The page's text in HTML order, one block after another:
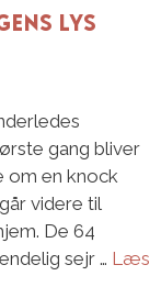
lys
gang bliver
om en knock
videre til
De 64
sejr … Læs